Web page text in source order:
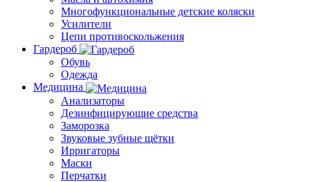
Многофункциональные детские коляски
Усилители
Цепи противоскольжения
Гардероб
Обувь
Одежда
Медицина
Анализаторы
Дезинфицирующие средства
Заморозка
Звуковые зубные щётки
Ирригаторы
Маски
Перчатки